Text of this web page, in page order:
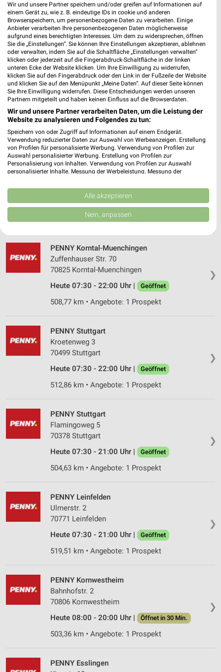
Haldenrainstr. 77
70437 Stuttgart-Rot
Heute 07:30 - 21:00 Uhr |
Geöffnet
506,38 km • Angebote: 1 Prospekt
PENNY Stuttgart
Rohrackerstrasse 7
70329 Stuttgart
Heute 07:30 - 21:00 Uhr | Geöffnet
510,30 km • Angebote: 1 Prospekt
❯
PENNY Stuttgart
Birkheckenstr. 4
70599 Stuttgart
Heute 07:30 - 22:00 Uhr | Geöffnet
515,49 km • Angebote: 1 Prospekt
❯
PENNY Korntal-Muenchingen
Zuffenhauser Str. 70
70825 Korntal-Muenchingen
Heute 07:30 - 22:00 Uhr |
Geöffnet
508,77 km • Angebote: 1 Prospekt
❯
PENNY Stuttgart
Kroetenweg 3
70499 Stuttgart
Heute 07:30 - 22:00 Uhr |
Geöffnet
512,86 km • Angebote: 1 Prospekt
❯
PENNY Stuttgart
Flamingoweg 5
70378 Stuttgart
Heute 07:30 - 21:00 Uhr |
Geöffnet
504,63 km • Angebote: 1 Prospekt
❯
PENNY Leinfelden
Ulmerstr. 2
70771 Leinfelden
Heute 07:30 - 21:00 Uhr |
Geöffnet
519,51 km • Angebote: 1 Prospekt
❯
PENNY Kornwestheim
Bahnhofstr. 2
70806 Kornwestheim
Heute 08:00 - 20:00 Uhr |
Öffnet in 30 Min.
503,36 km • Angebote: 1 Prospekt
PENNY Esslingen
Wir und unsere Partner speichern und/oder greifen auf Informationen auf
einem Gerät zu, wie z. B. eindeutige IDs in cookie und anderen
Browserspeichern, um personenbezogene Daten zu verarbeiten. Einige
Anbieter verarbeiten Ihre personenbezogenen Daten möglicherweise
aufgrund eines berechtigten Interesses. Um dem zu widersprechen, öffnen
Sie die „Einstellungen“. Sie können Ihre Einstellungen akzeptieren, ablehnen
oder verwalten, indem Sie auf die Schaltfläche „Einstellungen verwalten“
klicken oder jederzeit auf die Fingerabdruck-Schaltfläche in der linken
unteren Ecke der Website klicken. Um Ihre Einwilligung zu widerrufen,
klicken Sie auf den Fingerabdruck oder den Link in der Fußzeile der Website
und klicken Sie auf den Menüpunkt „Meine Daten“. Auf dieser Seite können
Sie Ihre Einwilligung widerrufen. Diese Entscheidungen werden unseren
Partnern mitgeteilt und haben keinen Einfluss auf die Browserdaten.
Wir und unsere Partner verarbeiten Daten, um die Leistung der
Website zu analysieren und Folgendes zu tun:
Speichern von oder Zugriff auf Informationen auf einem Endgerät.
Verwendung reduzierter Daten zur Auswahl von Werbeanzeigen. Erstellung
von Profilen für personalisierte Werbung. Verwendung von Profilen zur
Auswahl personalisierter Werbung. Erstellung von Profilen zur
Personalisierung von Inhalten. Verwendung von Profilen zur Auswahl
personalisierter Inhalte. Messung der Werbeleistung. Messung der
Kombinationen von Daten aus verschiedenen Quellen. Entwicklung und
Verbesserung der Angebote. Verwendung reduzierter Daten zur Auswahl
von Inhalten.
Daten können außerhalb der Europäischen Union weitergegeben und in die
Website/App.
Partnerliste anzeigen (1 IAB-Anbieter)
Wir nutzen Ihre Daten für folgende Zwecke:
IAB-Verarbeitungszwecke:
Speichern von oder Zugriff auf Informationen
auf einem Endgerät
Werbeanzeigen
Erstellung von Profilen für personalisierte
Werbung
personalisierter Werbung
von Inhalten
Verwendung von Profilen zur Auswahl
personalisierter Inhalte
Analyse von Zielgruppen durch Statistiken oder
Kombinationen von Daten aus verschiedenen
Entwicklung und Verbesserung der Angebote
IAB-Besonderheiten:
Verwendung genauer Standortdaten
Geräte anhand von aktiv angeforderten
Informationen identifizieren
Notwendig
Alle akzeptieren
Nein, anpassen